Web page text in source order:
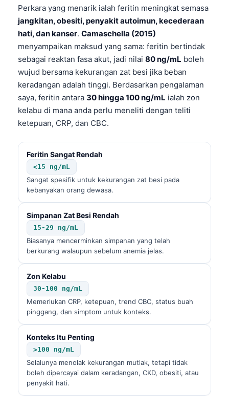
Perkara yang menarik ialah feritin meningkat semasa
jangkitan, obesiti, penyakit autoimun, kecederaan
hati, dan kanser. Camaschella (2015)
menyampaikan maksud yang sama: feritin bertindak
sebagai reaktan fasa akut, jadi nilai 80 ng/mL boleh
wujud bersama kekurangan zat besi jika beban
keradangan adalah tinggi. Berdasarkan pengalaman
saya, feritin antara 30 hingga 100 ng/mL ialah zon
kelabu di mana anda perlu meneliti dengan teliti
ketepuan, CRP, dan CBC.
Feritin Sangat Rendah
<15 ng/mL
Sangat spesifik untuk kekurangan zat besi pada
kebanyakan orang dewasa.
Simpanan Zat Besi Rendah
15-29 ng/mL
Biasanya mencerminkan simpanan yang telah
berkurang walaupun sebelum anemia jelas.
Zon Kelabu
30-100 ng/mL
Memerlukan CRP, ketepuan, trend CBC, status buah
pinggang, dan simptom untuk konteks.
Konteks Itu Penting
>100 ng/mL
Selalunya menolak kekurangan mutlak, tetapi tidak
boleh dipercayai dalam keradangan, CKD, obesiti, atau
penyakit hati.